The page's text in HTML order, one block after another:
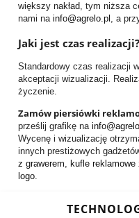
większy nakład, tym niższa
nami na info@agrelo.pl , a
Jaki jest czas realizacji?
Standardowy czas realizacji
akceptacji wizualizacji.
życzenie.
Zamów piersiówki
prześlij grafikę na
Wycenę i wizualizację
innych prestiżowych
z grawerem
kufle reklamowe
logo